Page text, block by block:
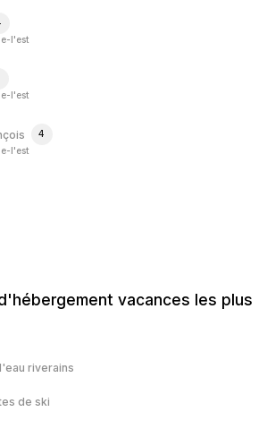
l'est
l'est
4
l'est
vacances les plus
riverains
de ski